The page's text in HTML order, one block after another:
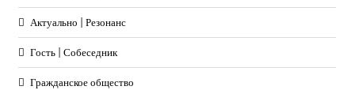
Актуально | Резонанс
Гость | Собеседник
Гражданское общество